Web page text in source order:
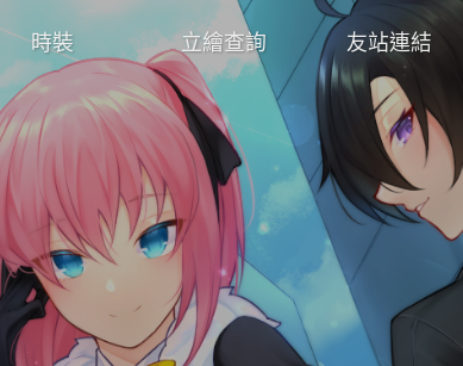
時裝 立繪查詢 友站連結